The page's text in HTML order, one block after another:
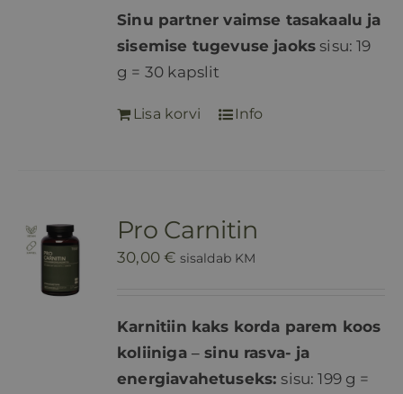
Sinu partner vaimse tasakaalu ja
sisemise tugevuse jaoks sisu: 19
g = 30 kapslit
Lisa korvi Info
Pro Carnitin
30,00€ sisaldab KM
Karnitiin kaks korda parem koos
koliiniga ‒ sinu rasva- ja
energiavahetuseks:sisu: 199 g =